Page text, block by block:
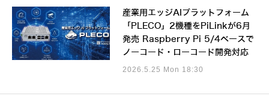
産業用エッジAIプラットフォーム
「PLECO」2機種をPiLinkが6月
発売 Raspberry Pi 5/4ベースで
ノーコード・ローコード開発対応
2026.5.25 Mon 18:30